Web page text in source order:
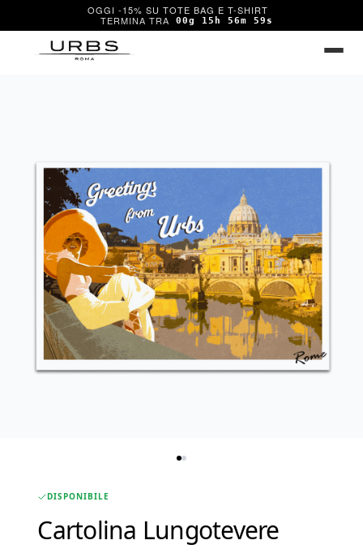
OGGI -15% SU TOTE BAG E T-SHIRT
00g 15h 56m 59s
DISPONIBILE
Cartolina Lungotevere